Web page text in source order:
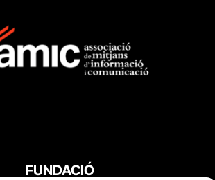
FUNDACIÓ